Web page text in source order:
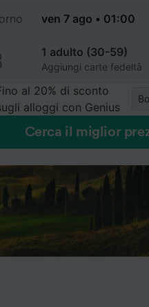
1 adulto (30-59)
Aggiungi carte fedeltà
al 20% di sconto
alloggi con Genius
Cerca il miglior